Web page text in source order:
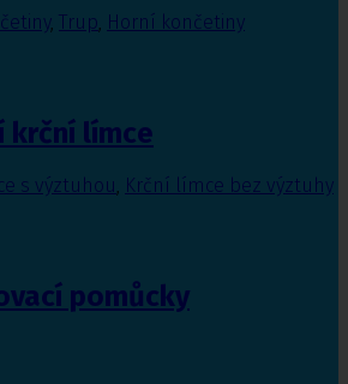
, Trup, Horní končetiny
krční límce
s výztuhou Krční límce bez výztuhy
pomůcky